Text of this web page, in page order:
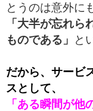
とうのは意外に
「大半が忘れ
ものである」
と
だから、サービ
スとして、
「ある瞬間が